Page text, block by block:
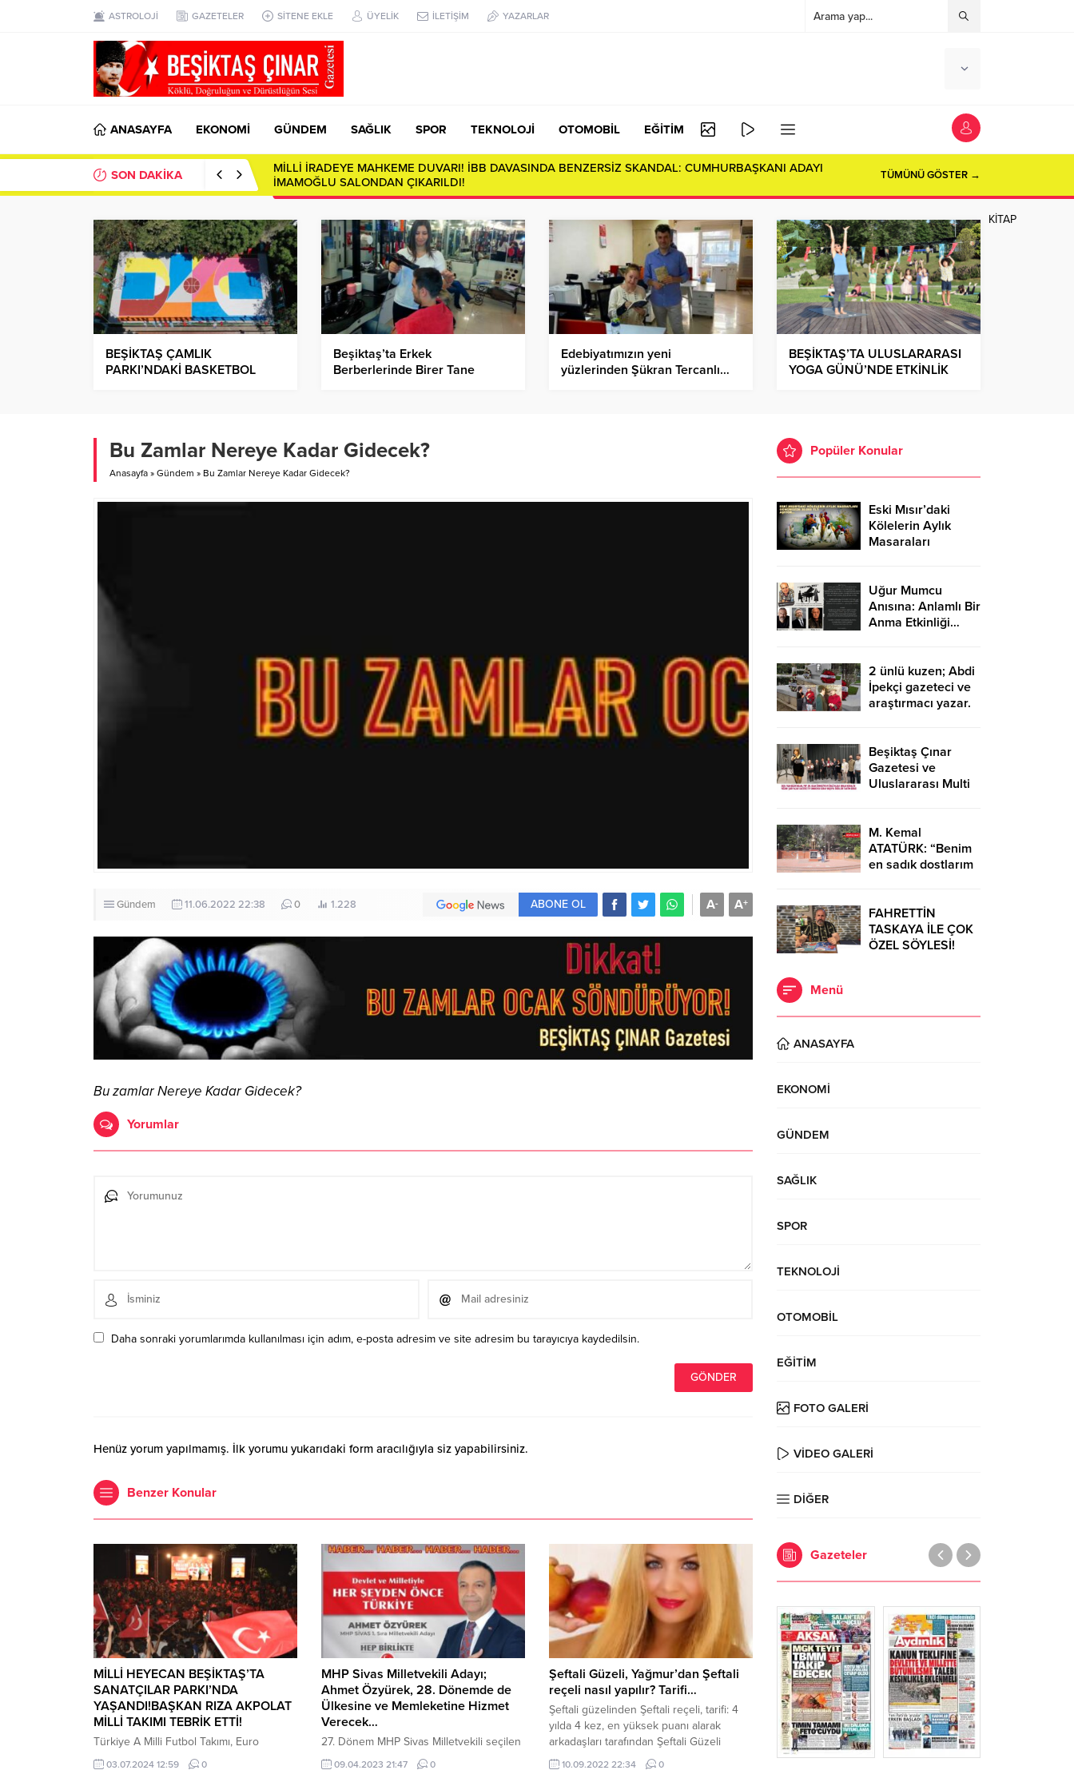
ASTROLOJİ GAZETELER SİTENE EKLE ÜYELİK İLETİŞİM YAZARLAR
ANASAYFA EKONOMİ GÜNDEM SAĞLIK SPOR TEKNOLOJİ OTOMOBİL EĞİTİM
SON DAKİKA
MİLLİ İRADEYE MAHKEME DUVARI! İBB DAVASINDA BENZERSİZ SKANDAL: CUMHURBAŞKANI ADAYI
İMAMOĞLU SALONDAN ÇIKARILDI!
TÜMÜNÜ GÖSTER →
KİTAP
BEŞİKTAŞ ÇAMLIK
PARKI’NDAKİ BASKETBOL
Beşiktaş’ta Erkek
Berberlerinde Birer Tane
Edebiyatımızın yeni
yüzlerinden Şükran Tercanlı…
BEŞİKTAŞ’TA ULUSLARARASI
YOGA GÜNÜ’NDE ETKİNLİK
Bu Zamlar Nereye Kadar Gidecek?
Anasayfa » Gündem » Bu Zamlar Nereye Kadar Gidecek?
Gündem 11.06.2022 22:38 0 1.228 A+
A-
ABONE OL
Bu zamlar Nereye Kadar Gidecek?
Yorumlar
Daha sonraki yorumlarımda kullanılması için adım, e-posta adresim ve site adresim bu tarayıcıya kaydedilsin.
Henüz yorum yapılmamış. İlk yorumu yukarıdaki form aracılığıyla siz yapabilirsiniz.
Benzer Konular
MİLLİ HEYECAN BEŞİKTAŞ’TA
SANATÇILAR PARKI’NDA
YAŞANDI!BAŞKAN RIZA AKPOLAT
MİLLİ TAKIMI TEBRİK ETTİ!
Türkiye A Milli Futbol Takımı, Euro
2024’ün son 16 turunda Avusturya’yı 2-1
yenerekçeyrek finale yükseldi.
03.07.2024 12:59 0
MHP Sivas Milletvekili Adayı;
Ahmet Özyürek, 28. Dönemde de
Ülkesine ve Memleketine Hizmet
Verecek…
27. Dönem MHP Sivas Milletvekili seçilen
Ahmet Özyürek, Tekrar 28. Dönem MHP
Sivas 1. Sıra Milletvekili Adayı;
09.04.2023 21:47 0
Şeftali Güzeli, Yağmur’dan Şeftali
reçeli nasıl yapılır? Tarifi…
Şeftali güzelinden Şeftali reçeli, tarifi: 4
yılda 4 kez, en yüksek puanı alarak
arkadaşları tarafından Şeftali Güzeli
seçilen, şarkıcı ve dizi oyuncusu Yağmur
Rüzğar’dan Şeftali reçeli nasıl yapılır?
10.09.2022 22:34 0
Popüler Konular
Eski Mısır’daki
Kölelerin Aylık
Masaraları
Aşıyor…
Uğur Mumcu
Anısına: Anlamlı Bir
Anma Etkinliği…
2 ünlü kuzen; Abdi
İpekçi gazeteci ve
araştırmacı yazar.
İpekçi…
Beşiktaş Çınar
Gazetesi ve
Uluslararası Multi
ve Sanata Büyük
Onur…
M. Kemal
ATATÜRK: “Benim
en sadık dostlarım
FAHRETTİN
TASKAYA İLE ÇOK
ÖZEL SÖYLESİ!
Menü
ANASAYFA
EKONOMİ
GÜNDEM
SAĞLIK
SPOR
TEKNOLOJİ
OTOMOBİL
EĞİTİM
FOTO GALERİ
VİDEO GALERİ
DİĞER
Gazeteler